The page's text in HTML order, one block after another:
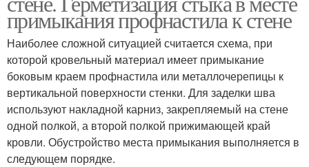
примыкания профнастила к стене
Наиболее сложной ситуацией считается схема, при
которой кровельный материал имеет примыкание
боковым краем профнастила или металлочерепицы к
вертикальной поверхности стенки. Для заделки шва
используют накладной карниз, закрепляемый на стене
одной полкой, а второй полкой прижимающей край
кровли. Обустройство места примыкания выполняется в
следующем порядке.